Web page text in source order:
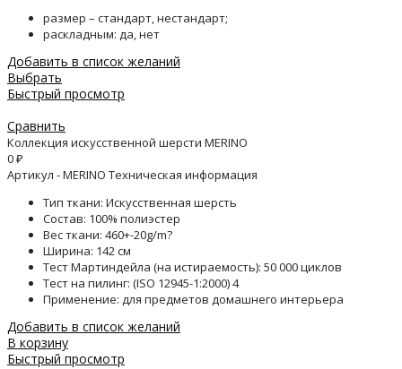
размер – стандарт, нестандарт;
раскладным: да, нет
Добавить в список желаний
Выбрать
Быстрый просмотр
Сравнить
Коллекция искусственной шерсти MERINO
0₽
Артикул - MERINO Техническая информация
Тип ткани: Искусственная шерсть
Состав: 100% полиэстер
Вес ткани: 460+-20g/m?
Ширина: 142 см
Тест Мартиндейла (на истираемость): 50 000 циклов
Тест на пилинг: (ISO 12945-1:2000) 4
Применение: для предметов домашнего интерьера
Добавить в список желаний
В корзину
Быстрый просмотр